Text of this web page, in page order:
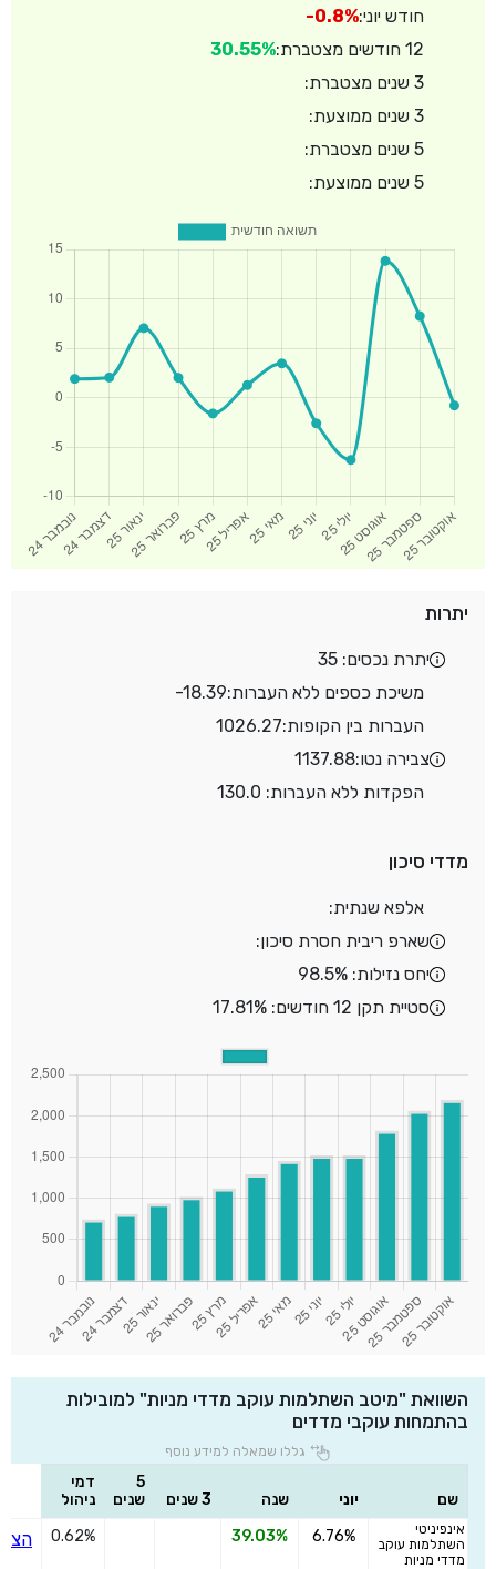
חודש יוני:-0.8%
12 חודשים מצטברת:
30.55%
3 שנים מצטברת:
3 שנים ממוצעת:
5 שנים מצטברת:
5 שנים ממוצעת:
יתרות
יתרת נכסים: 35
משיכת כספים ללא העברות:-18.39
העברות בין הקופות:1026.27
צבירה נטו:1137.88
הפקדות ללא העברות: 130.0
מדדי סיכון
אלפא שנתית:
שארפ ריבית חסרת סיכון:
יחס נזילות: 98.5%
סטיית תקן 12 חודשים: 17.81%
השוואת "מיטב השתלמות עוקב מדדי מניות" למובילות
בהתמחות עוקבי מדדים
גללו שמאלה למידע נוסף
שם יוני שנה 3 שנים
5
שנים
דמי
ניהול
אינפיניטי
השתלמות עוקב
מדדי מניות
6.76%
39.03%
0.62%